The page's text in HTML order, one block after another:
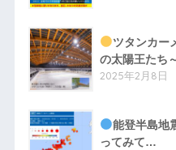
ツタンカー
の太陽王たち
2025年2月8日
能登半島地
ってみて…